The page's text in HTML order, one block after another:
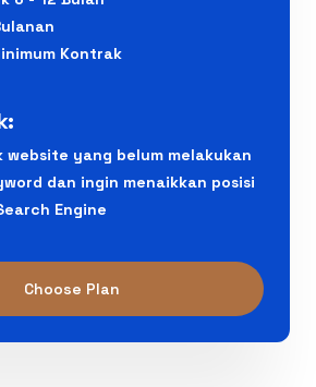
Kontrak
website yang belum melakukan
dan ingin menaikkan posisi
Engine
Choose Plan